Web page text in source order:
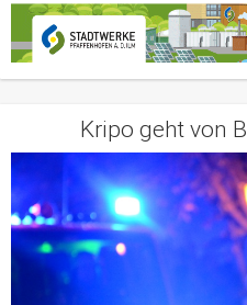
Kripo geht von